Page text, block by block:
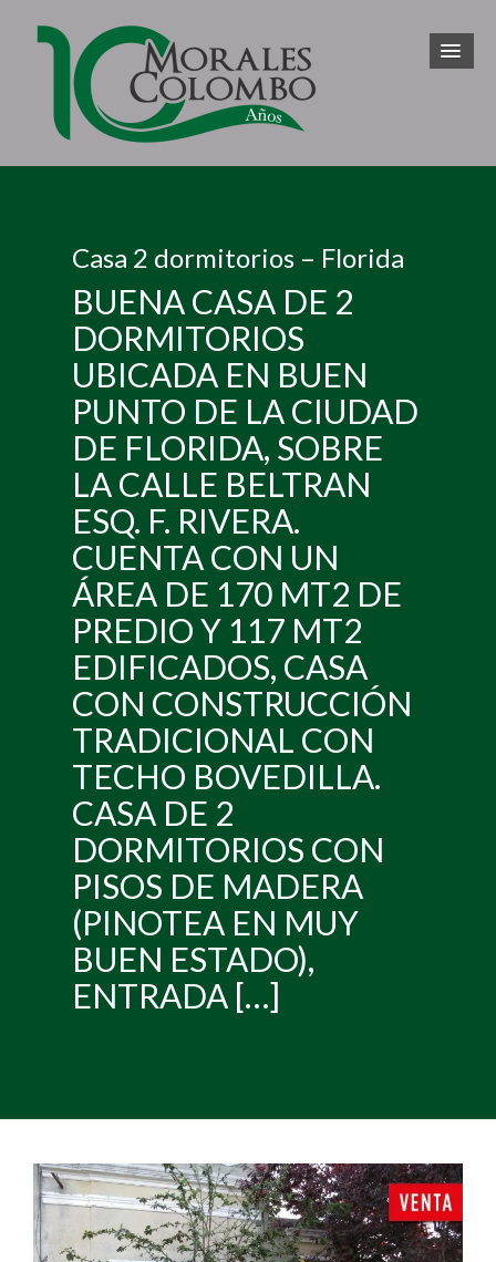
Casa 2 dormitorios – Florida
BUENA CASA DE 2
DORMITORIOS
UBICADA EN BUEN
PUNTO DE LA CIUDAD
DE FLORIDA, SOBRE
LA CALLE BELTRAN
ESQ. F. RIVERA.
CUENTA CON UN
ÁREA DE 170 MT2 DE
PREDIO Y 117 MT2
EDIFICADOS, CASA
CON CONSTRUCCIÓN
TRADICIONAL CON
TECHO BOVEDILLA.
CASA DE 2
DORMITORIOS CON
PISOS DE MADERA
(PINOTEA EN MUY
BUEN ESTADO),
ENTRADA […]